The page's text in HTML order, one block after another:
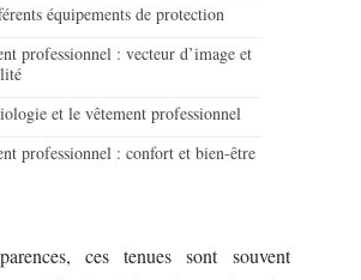
équipements de protection
professionnel : vecteur d’image et
et le vêtement professionnel
professionnel : confort et bien-être
ces tenues sont souvent